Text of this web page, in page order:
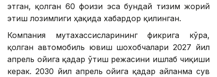
этган, қолган 60 фоизи эса бундай тизим жорий
этиш лозимлиги ҳақида хабардор қилинган.
Компания мутахассисларининг фикрига кўра,
қолган автомобиль ювиш шохобчалари 2027 йил
апрель ойига қадар ўтиш режасини ишлаб чиқиши
керак. 2030 йил апрель ойига қадар айланма сув